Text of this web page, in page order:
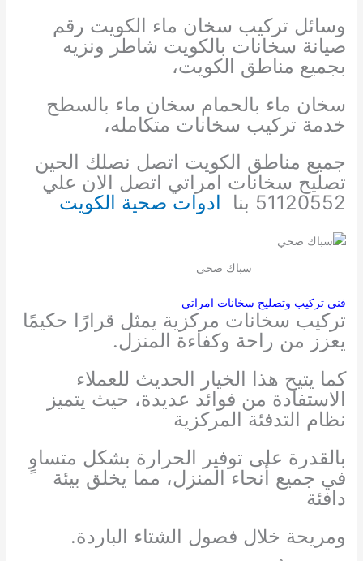
وسائل تركيب سخان ماء الكويت رقم
صيانة سخانات بالكويت شاطر ونزيه
بجميع مناطق الكويت،
سخان ماء بالحمام سخان ماء بالسطح
خدمة تركيب سخانات متكامله،
جميع مناطق الكويت اتصل نصلك الحين
تصليح سخانات امراتي اتصل الان علي
51120552 بنا
ادوات صحية الكويت
سباك صحي
فني تركيب وتصليح سخانات امراتي
تركيب سخانات مركزية يمثل قرارًا حكيمًا
يعزز من راحة وكفاءة المنزل.
كما يتيح هذا الخيار الحديث للعملاء
الاستفادة من فوائد عديدة، حيث يتميز
نظام التدفئة المركزية
بالقدرة على توفير الحرارة بشكل متساوٍ
في جميع أنحاء المنزل، مما يخلق بيئة
دافئة
ومريحة خلال فصول الشتاء الباردة.